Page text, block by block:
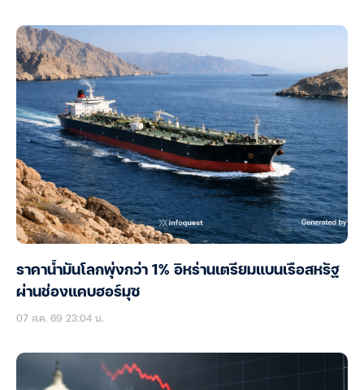
ราคาน้ำมันโลกพุ่งกว่า 1% อิหร่านเตรียมแบนเรือสหรัฐ
ผ่านช่องแคบฮอร์มุซ
07 ส.ค. 69 23:04 น.